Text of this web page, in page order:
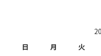
日
月 火